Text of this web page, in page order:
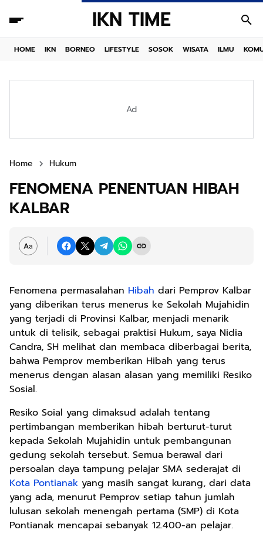
IKN TIME
HOME IKN BORNEO LIFESTYLE SOSOK WISATA ILMU
Ad
Home Hukum
FENOMENA PENENTUAN HIBAH
KALBAR
Fenomena permasalahan Hibah dari Pemprov Kalbar
yang diberikan terus menerus ke Sekolah Mujahidin
yang terjadi di Provinsi Kalbar, menjadi menarik
untuk di telisik, sebagai praktisi Hukum, saya Nidia
Candra, SH melihat dan membaca diberbagai berita,
bahwa Pemprov memberikan Hibah yang terus
menerus dengan alasan alasan yang memiliki Resiko
Sosial.
Resiko Soial yang dimaksud adalah tentang
pertimbangan memberikan hibah berturut-turut
kepada Sekolah Mujahidin untuk pembangunan
gedung sekolah tersebut. Semua berawal dari
persoalan daya tampung pelajar SMA sederajat di
Kota Pontianak yang masih sangat kurang, dari data
yang ada, menurut Pemprov setiap tahun jumlah
lulusan sekolah menengah pertama (SMP) di Kota
Pontianak mencapai sebanyak 12.400-an pelajar.